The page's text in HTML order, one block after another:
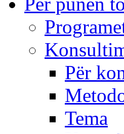
Për
Tema